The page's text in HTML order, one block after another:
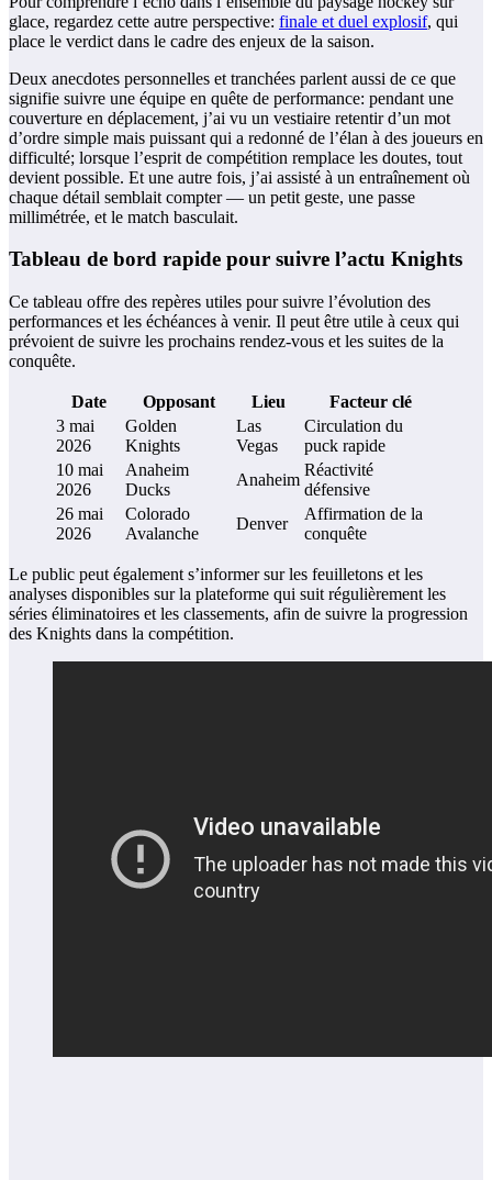
glace, regardez cette autre perspective: finale et duel explosif, qui
place le verdict dans le cadre des enjeux de la saison.
Deux anecdotes personnelles et tranchées parlent aussi de ce que
signifie suivre une équipe en quête de performance: pendant une
couverture en déplacement, j’ai vu un vestiaire retentir d’un mot
d’ordre simple mais puissant qui a redonné de l’élan à des joueurs en
difficulté; lorsque l’esprit de compétition remplace les doutes, tout
devient possible. Et une autre fois, j’ai assisté à un entraînement où
chaque détail semblait compter — un petit geste, une passe
millimétrée, et le match basculait.
Tableau de bord rapide pour suivre l’actu Knights
Ce tableau offre des repères utiles pour suivre l’évolution des
performances et les échéances à venir. Il peut être utile à ceux qui
prévoient de suivre les prochains rendez-vous et les suites de la
conquête.
Date Opposant Lieu
Facteur clé
3 mai
2026
Golden
Knights
Las
Vegas
Circulation du
puck rapide
10 mai
2026
Anaheim
Ducks
Anaheim
Réactivité
défensive
26 mai
2026
Colorado
Avalanche
Denver
Affirmation de la
conquête
Le public peut également s’informer sur les feuilletons et les
analyses disponibles sur la plateforme qui suit régulièrement les
séries éliminatoires et les classements, afin de suivre la progression
des Knights dans la compétition.